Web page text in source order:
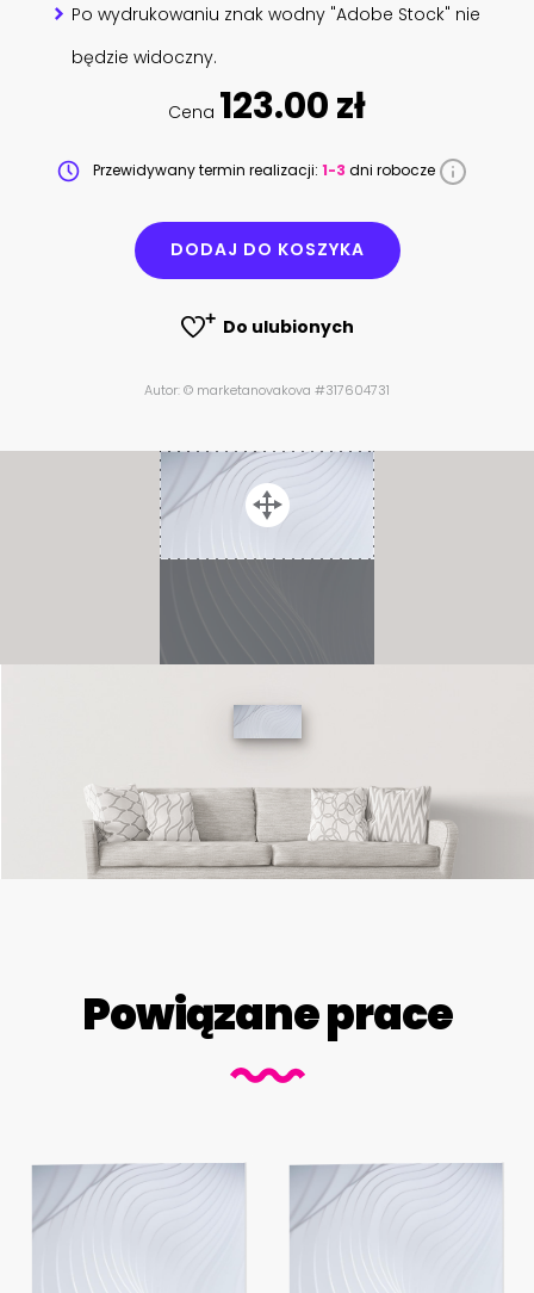
Po wydrukowaniu znak wodny "Adobe Stock" nie
będzie widoczny.
Cena 123.00 zł
Przewidywany termin realizacji: 1-3 dni robocze
DODAJ DO KOSZYKA
Do ulubionych
Autor: © marketanovakova #317604731
Powiązane prace